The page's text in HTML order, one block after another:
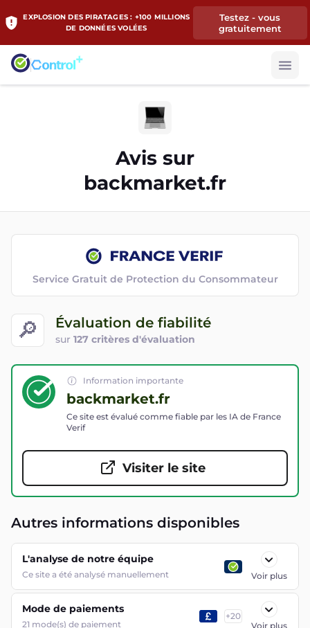
EXPLOSION DES PIRATAGES : +100 MILLIONS
DE DONNÉES VOLÉES
Testez - vous
gratuitement
Avis sur
backmarket.fr
🔎 Évaluation de fiabilité
sur 127 critères d'évaluation
Service Gratuit de Protection du Consommateur
Information importante
backmarket.fr
Ce site est évalué comme fiable par les IA de France
Verif
Visiter le site
Autres informations disponibles
L'analyse de notre équipe
Ce site a été analysé manuellement Voir plus
Mode de paiements
21 mode(s) de paiement
+20
Voir plus